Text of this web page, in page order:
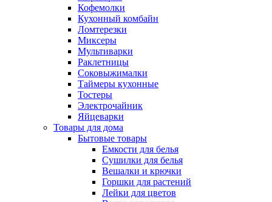
Кофемолки
Кухонный комбайн
Ломтерезки
Миксеры
Мультиварки
Раклетницы
Соковыжималки
Таймеры кухонные
Тостеры
Электрочайник
Яйцеварки
Товары для дома
Бытовые товары
Емкости для белья
Сушилки для белья
Вешалки и крючки
Горшки для растений
Лейки для цветов